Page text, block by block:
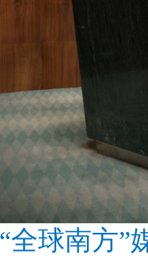
全球南方”